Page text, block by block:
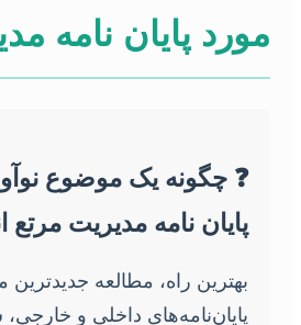
مورد پایان نامه
❓ چگونه یک موضوع
پایان نامه مدیریت مرتع
بهترین راه، مطالعه جدیدترین
پایان‌نامه‌های داخلی و